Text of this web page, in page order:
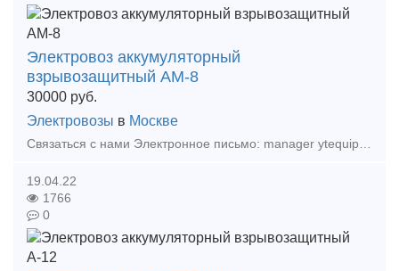
Электровоз аккумуляторный
взрывозащитный АМ-8
30000 руб.
Электровозы в Москве
Связаться с нами Электронное письмо: manager ytequipment net export ytequipment net Веб-сайт: ytminig net/ телефонный номер: +86 17369222201 86 - 731 - 58528855
19.04.22
1766
0